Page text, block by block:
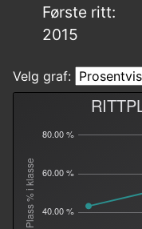
Første ritt:
2015
Velg graf:
Plass % i klasse 40.00 %
60.00 %
80.00 %